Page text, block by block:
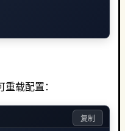
载配置：
复制